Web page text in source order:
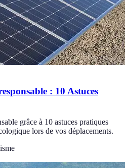
: 10 Astuces
grâce à 10 astuces pratiques
lors de vos déplacements.